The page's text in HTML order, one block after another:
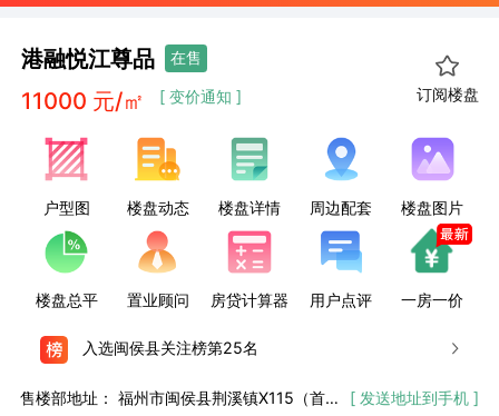
20分钟前 187****6754 正在领取优惠
港融悦江尊品 在售
11000 元/㎡ [ 变价通知 ] 订阅楼盘
户型图 楼盘动态 楼盘详情 周边配套 楼盘图片
楼盘总平 置业顾问 房贷计算器 用户点评 一房一价
入选闽侯县关注榜第25名
售楼部地址： 福州市闽侯县荆溪镇X115（首邑大道）（接待时间 09:00 - 20:00） [ 发送地址到手机 ]